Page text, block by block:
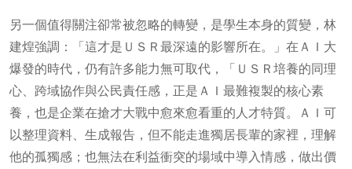
另一個值得關注卻常被忽略的轉變，是學生本身的質變，林
建煌強調：「這才是ＵＳＲ最深遠的影響所在。」在ＡＩ大
爆發的時代，仍有許多能力無可取代，「ＵＳＲ培養的同理
心、跨域協作與公民責任感，正是ＡＩ最難複製的核心素
養，也是企業在搶才大戰中愈來愈看重的人才特質。ＡＩ可
以整理資料、生成報告，但不能走進獨居長輩的家裡，理解
他的孤獨感；也無法在利益衝突的場域中導入情感，做出價